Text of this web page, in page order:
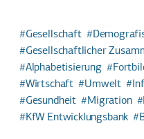
Gesellschaft
Gesellschaftlicher
Alphabetisierung
Wirtschaft
Umwelt
Gesundheit
Migration
KfW Entwicklungsbank